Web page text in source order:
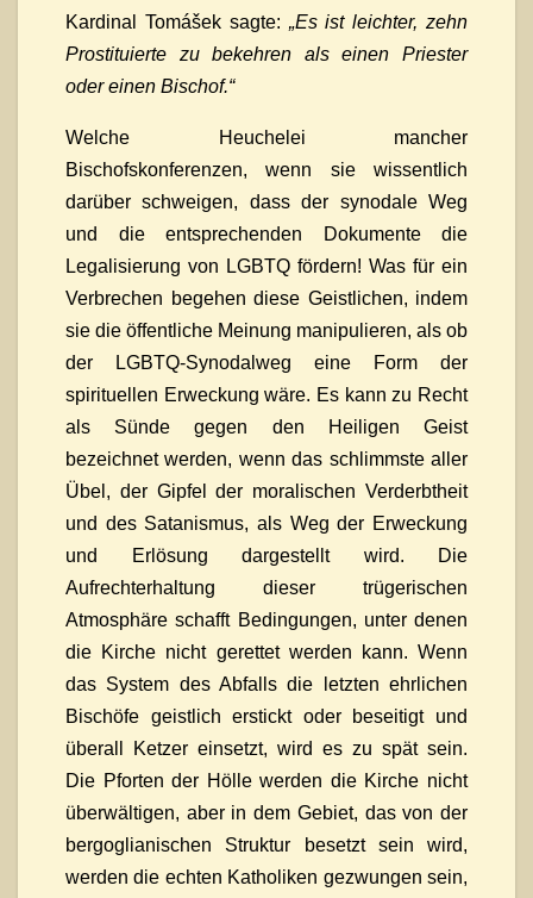
Kardinal Tomášek sagte: „Esist leichter, zehn
Prostituierte zu bekehren als einen Priester
oder einen Bischof.“
Welche Heuchelei mancher
Bischofskonferenzen, wenn sie wissentlich
darüber schweigen, dass der synodale Weg
und die entsprechenden Dokumente die
Legalisierung von LGBTQ fördern! Was für ein
Verbrechen begehen diese Geistlichen, indem
sie die öffentliche Meinung manipulieren, als ob
der LGBTQ-Synodalweg eine Form der
spirituellen Erweckung wäre. Es kann zu Recht
als Sünde gegen den Heiligen Geist
bezeichnet werden, wenn das schlimmste aller
Übel, der Gipfel der moralischen Verderbtheit
und des Satanismus, als Weg der Erweckung
und Erlösung dargestellt wird. Die
Aufrechterhaltung dieser trügerischen
Atmosphäre schafft Bedingungen, unter denen
die Kirche nicht gerettet werden kann. Wenn
das System des Abfalls die letzten ehrlichen
Bischöfe geistlich erstickt oder beseitigt und
überall Ketzer einsetzt, wird es zu spät sein.
Die Pforten der Hölle werden die Kirche nicht
überwältigen, aber in dem Gebiet, das von der
bergoglianischen Struktur besetzt sein wird,
werden die echten Katholiken gezwungen sein,